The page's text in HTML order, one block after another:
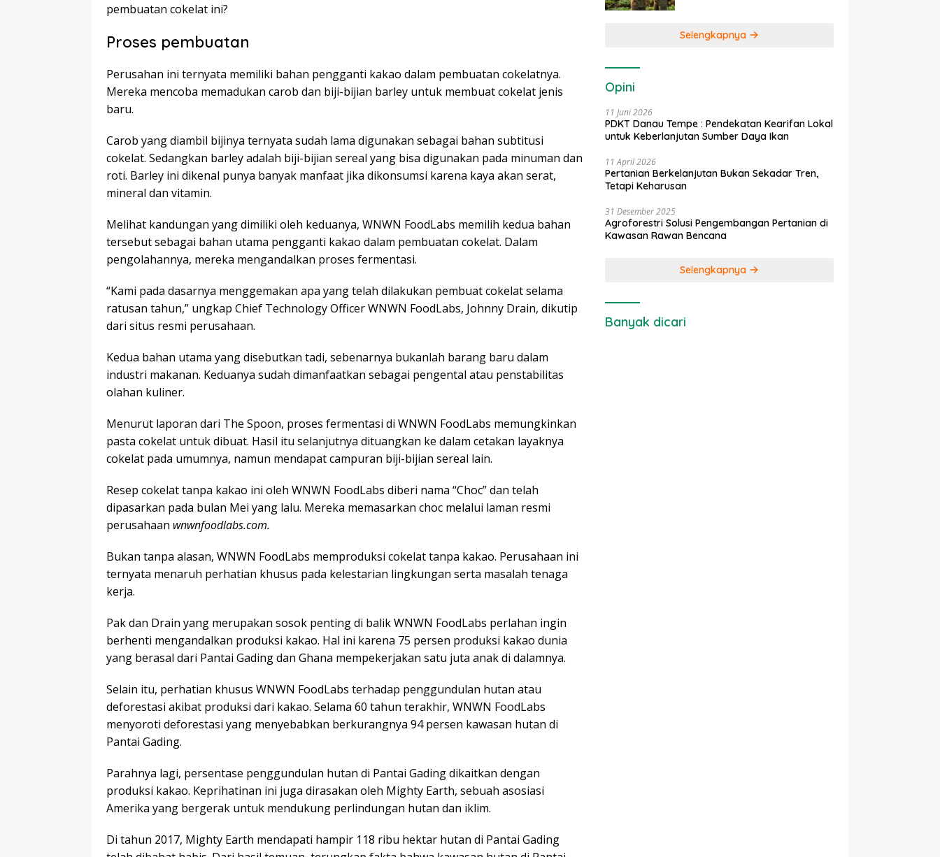
pembuatan cokelat ini?
Proses pembuatan
Perusahan ini ternyata memiliki bahan pengganti kakao dalam pembuatan cokelatnya.
Mereka mencoba memadukan carob dan biji-bijian barley untuk membuat cokelat jenis
baru.
Carob yang diambil bijinya ternyata sudah lama digunakan sebagai bahan subtitusi
cokelat. Sedangkan barley adalah biji-bijian sereal yang bisa digunakan pada minuman dan
roti. Barley ini dikenal punya banyak manfaat jika dikonsumsi karena kaya akan serat,
mineral dan vitamin.
Melihat kandungan yang dimiliki oleh keduanya, WNWN FoodLabs memilih kedua bahan
tersebut sebagai bahan utama pengganti kakao dalam pembuatan cokelat. Dalam
pengolahannya, mereka mengandalkan proses fermentasi.
“Kami pada dasarnya menggemakan apa yang telah dilakukan pembuat cokelat selama
ratusan tahun,” ungkap Chief Technology Officer WNWN FoodLabs, Johnny Drain, dikutip
dari situs resmi perusahaan.
Kedua bahan utama yang disebutkan tadi, sebenarnya bukanlah barang baru dalam
industri makanan. Keduanya sudah dimanfaatkan sebagai pengental atau penstabilitas
olahan kuliner.
Menurut laporan dari The Spoon, proses fermentasi di WNWN FoodLabs memungkinkan
pasta cokelat untuk dibuat. Hasil itu selanjutnya dituangkan ke dalam cetakan layaknya
cokelat pada umumnya, namun mendapat campuran biji-bijian sereal lain.
Resep cokelat tanpa kakao ini oleh WNWN FoodLabs diberi nama “Choc” dan telah
dipasarkan pada bulan Mei yang lalu. Mereka memasarkan choc melalui laman resmi
perusahaan wnwnfoodlabs.com.
Bukan tanpa alasan, WNWN FoodLabs memproduksi cokelat tanpa kakao. Perusahaan ini
ternyata menaruh perhatian khusus pada kelestarian lingkungan serta masalah tenaga
kerja.
Pak dan Drain yang merupakan sosok penting di balik WNWN FoodLabs perlahan ingin
berhenti mengandalkan produksi kakao. Hal ini karena 75 persen produksi kakao dunia
yang berasal dari Pantai Gading dan Ghana mempekerjakan satu juta anak di dalamnya.
Selain itu, perhatian khusus WNWN FoodLabs terhadap penggundulan hutan atau
deforestasi akibat produksi dari kakao. Selama 60 tahun terakhir, WNWN FoodLabs
menyoroti deforestasi yang menyebabkan berkurangnya 94 persen kawasan hutan di
Pantai Gading.
Parahnya lagi, persentase penggundulan hutan di Pantai Gading dikaitkan dengan
produksi kakao. Keprihatinan ini juga dirasakan oleh Mighty Earth, sebuah asosiasi
Amerika yang bergerak untuk mendukung perlindungan hutan dan iklim.
Di tahun 2017, Mighty Earth mendapati hampir 118 ribu hektar hutan di Pantai Gading
Selengkapnya
Opini
11 Juni 2026
PDKT Danau Tempe : Pendekatan Kearifan Lokal
untuk Keberlanjutan Sumber Daya Ikan
11 April 2026
Pertanian Berkelanjutan Bukan Sekadar Tren,
Tetapi Keharusan
31 Desember 2025
Agroforestri Solusi Pengembangan Pertanian di
Kawasan Rawan Bencana
Selengkapnya
Banyak dicari